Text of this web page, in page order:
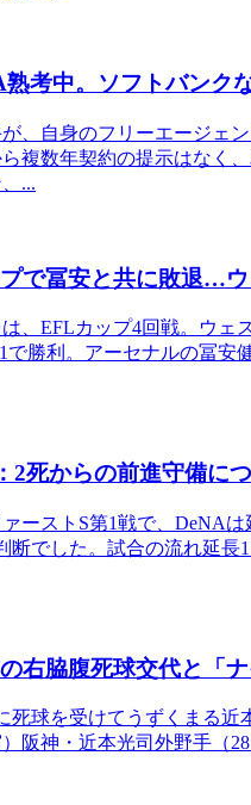
熟考中。ソフトバンク
、自身のフリーエージェ
複数年契約の提示はなく
...
で冨安と共に敗退…
、EFLカップ4回戦。ウェ
で勝利。アーセナルの冨安
2死からの前進守備に
ーストS第1戦で、DeNA
断でした。試合の流れ延
右脇腹死球交代と「
死球を受けてうずくま
阪神・近本光司外野手（